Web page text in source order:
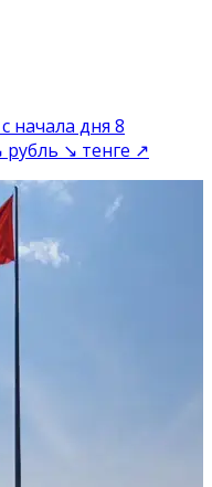
начала дня 8
рубль ↘ тенге ↗